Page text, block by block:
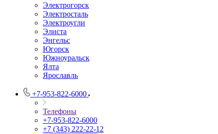
Электрогорск
Электросталь
Электроугли
Элиста
Энгельс
Югорск
Южноуральск
Ялта
Ярославль
+7-953-822-6000
Телефоны
+7-953-822-6000
+7 (343) 222-22-12